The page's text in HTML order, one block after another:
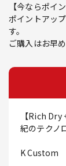
【今ならポイ
ポイントアッ
す。
ご購入はお早
【Rich
紀のテクノ
K Custom